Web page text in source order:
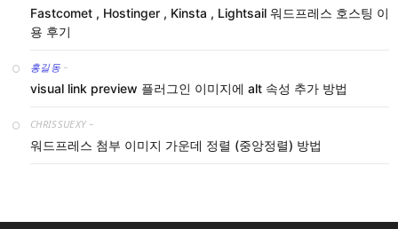
Fastcomet , Hostinger , Kinsta , Lightsail 워드프레스 호스팅 이
용 후기
홍길동 -
visual link preview 플러그인 이미지에 alt 속성 추가 방법
CHRISSUEXY -
워드프레스 첨부 이미지 가운데 정렬 (중앙정렬) 방법